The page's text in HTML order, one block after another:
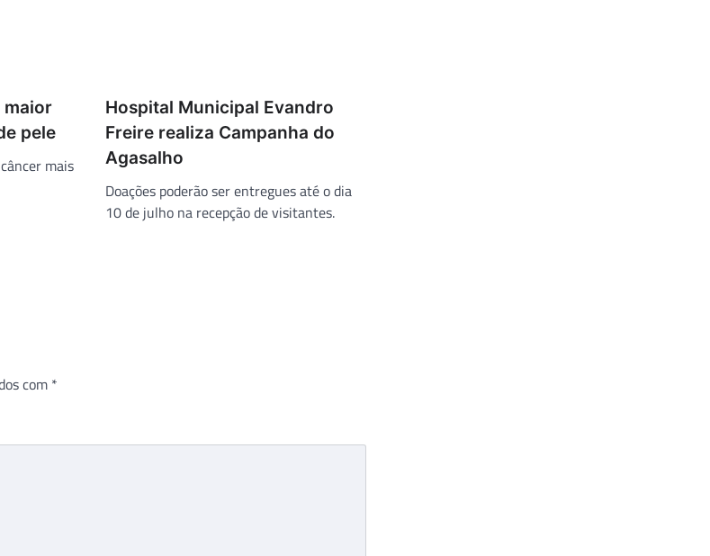
maior
pele
mais
Hospital Municipal Evandro
Freire realiza Campanha do
Agasalho
Doações poderão ser entregues até o dia
10 de julho na recepção de visitantes.
com *